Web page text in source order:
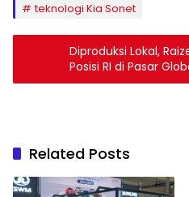
teknologi Kia Sonet
Diproduksi Lokal,
Posisi RI di Pasar
Related Posts